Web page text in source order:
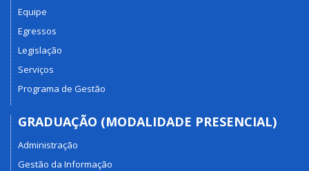
Equipe
Egressos
Legislação
Serviços
Programa de Gestão
GRADUAÇÃO (MODALIDADE PRESENCIAL)
Administração
Gestão da Informação